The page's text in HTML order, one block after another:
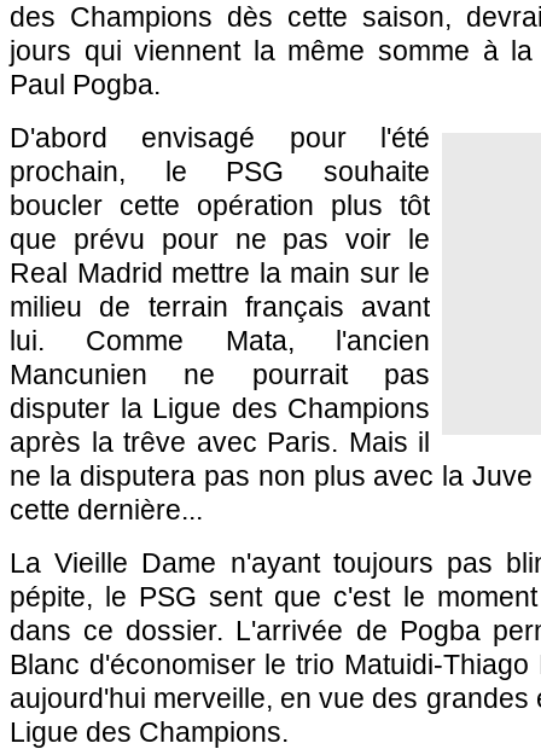
des Champions dès cette saison,
jours qui viennent la même somme à
Paul Pogba.
D'abord envisagé pour l'été
prochain, le PSG souhaite
boucler cette opération plus tôt
que prévu pour ne pas voir le
Real Madrid mettre la main sur le
milieu de terrain français avant
lui. Comme Mata, l'ancien
Mancunien ne pourrait pas
disputer la Ligue des Champions
après la trêve avec Paris. Mais il
ne la disputera pas non plus avec la
cette dernière...
La Vieille Dame n'ayant toujours pas
pépite, le PSG sent que c'est le
dans ce dossier. L'arrivée de Pogba
Blanc d'économiser le trio Matuidi-Thiago
aujourd'hui merveille, en vue des
Ligue des Champions.